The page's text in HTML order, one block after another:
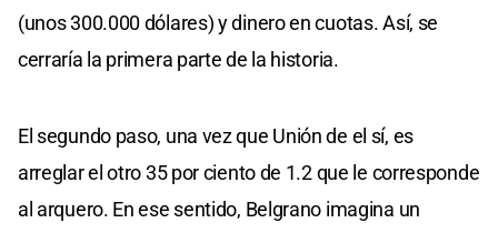
(unos 300.000 dólares) y dinero en cuotas. Así, se
cerraría la primera parte de la historia.
El segundo paso, una vez que Unión de el sí, es
arreglar el otro 35 por ciento de 1.2 que le corresponde
al arquero. En ese sentido, Belgrano imagina un